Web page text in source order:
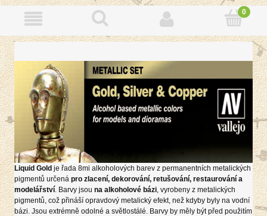
Liquid Gold je řada 8mi alkoholových barev z permanentních metalických
pigmentů určená pro zlacení, dekorování, retušování, restaurování a
modelářství. Barvy jsou na alkoholové bázi, vyrobeny z metalických
pigmentů, což přináší opravdový metalický efekt, než kdyby byly na vodní
bázi. Jsou extrémně odolné a světlostálé. Barvy by měly být před použitím